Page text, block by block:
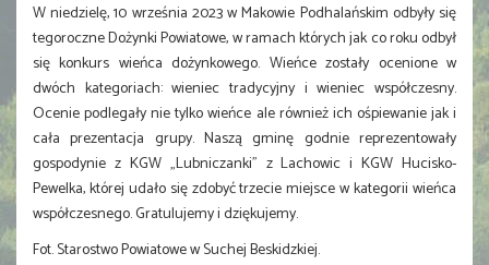
W niedzielę, 10 września 2023 w Makowie Podhalańskim odbyły się
tegoroczne Dożynki Powiatowe, w ramach których jak co roku odbył
się konkurs wieńca dożynkowego. Wieńce zostały ocenione w
dwóch kategoriach: wieniec tradycyjny i wieniec współczesny.
Ocenie podlegały nie tylko wieńce ale również ich ośpiewanie jak i
cała prezentacja grupy. Naszą gminę godnie reprezentowały
gospodynie z KGW „Lubniczanki” z Lachowic i KGW Hucisko-
Pewelka, której udało się zdobyć trzecie miejsce w kategorii wieńca
współczesnego. Gratulujemy i dziękujemy.
Fot. Starostwo Powiatowe w Suchej Beskidzkiej.